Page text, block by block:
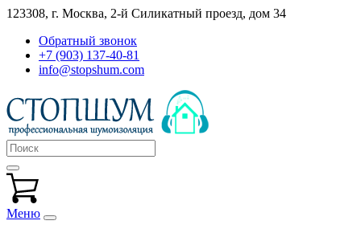
123308, г. Москва, 2-й Силикатный проезд, дом 34
Обратный звонок
+7 (903) 137-40-81
info@stopshum.com
Меню